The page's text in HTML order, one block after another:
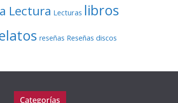
Lectura Lecturas libros
reseñas Reseñas discos
Categorías